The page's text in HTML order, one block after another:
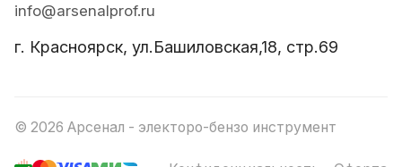
info@arsenalprof.ru
г. Красноярск, ул.Башиловская,18, стр.69
© 2026 Арсенал - электоро-бензо инструмент